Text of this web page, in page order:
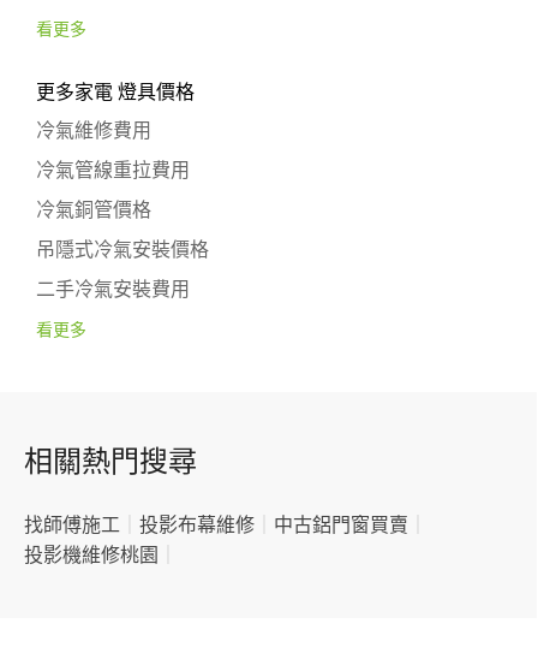
看更多
更多家電 燈具價格
冷氣維修費用
冷氣管線重拉費用
冷氣銅管價格
吊隱式冷氣安裝價格
二手冷氣安裝費用
看更多
相關熱門搜尋
找師傅施工 投影布幕維修 中古鋁門窗買賣
投影機維修桃園